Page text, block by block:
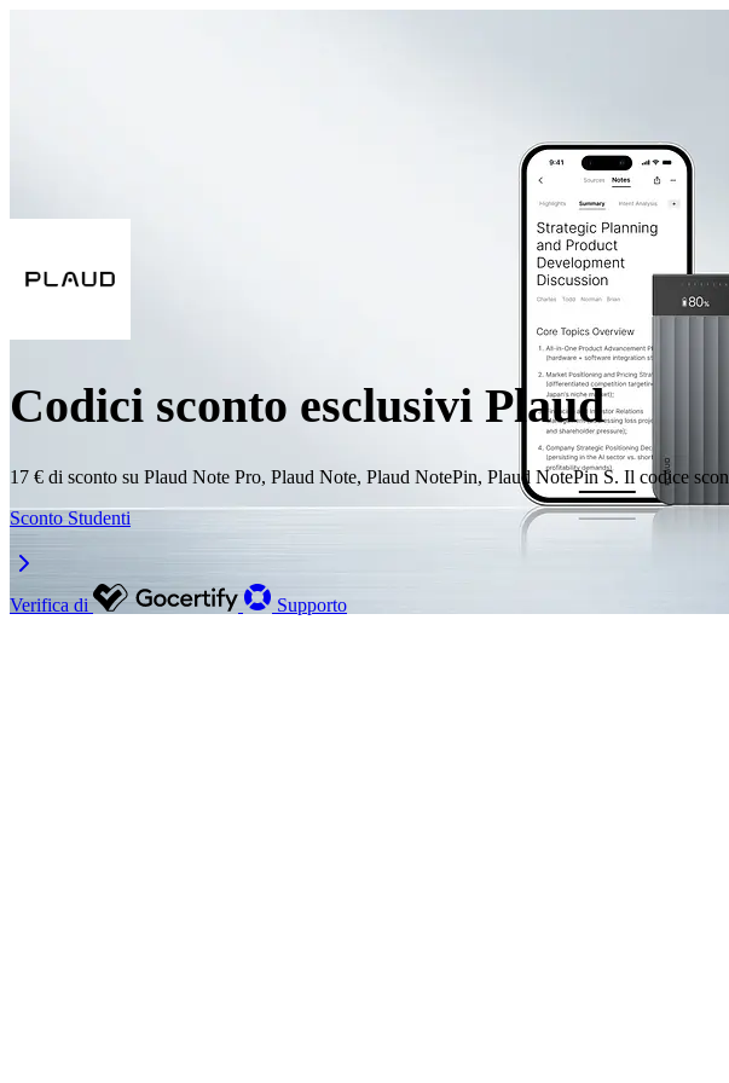
Codici sconto esclusivi Plaud
17 € di sconto su Plaud Note Pro, Plaud Note, Plaud NotePin, Plaud NotePin S. Il codice
Sconto Studenti
Verifica di Supporto